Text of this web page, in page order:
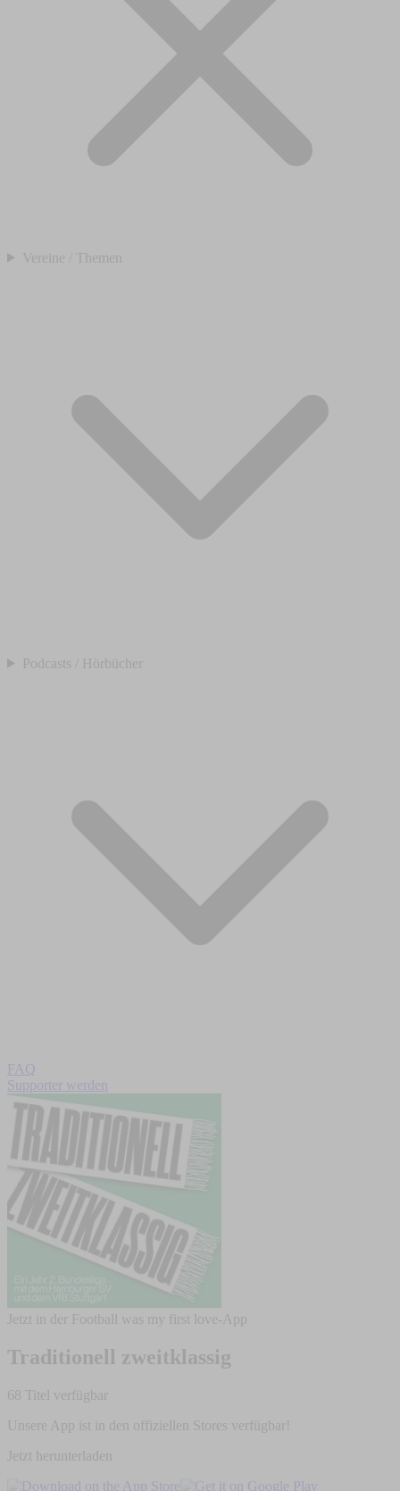
Vereine / Themen
Podcasts / Hörbücher
FAQ
Supporter werden
Jetzt in der Football was my first love-App
Traditionell zweitklassig
68 Titel verfügbar
Unsere App ist in den offiziellen Stores verfügbar!
Jetzt herunterladen